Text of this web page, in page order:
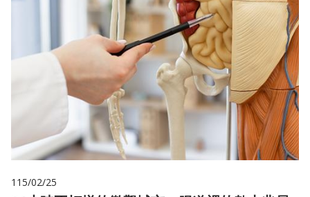
115/02/25